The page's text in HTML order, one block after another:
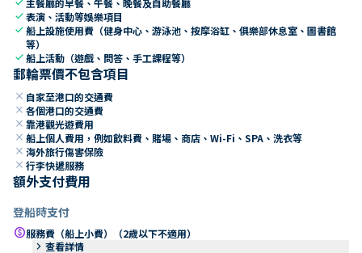
check表演、活動等娛樂項目
check船上設施使用費（健身中心、游泳池、按摩浴缸、俱樂部休息室、圖書館
等）
check船上活動（遊戲、問答、手工課程等）
郵輪票價不包含項目
close 自家至港口的交通費
close 各個港口的交通費
close 靠港觀光遊費用
close 船上個人費用，例如飲料費、賭場、商店、Wi-Fi、SPA、洗衣等
close 海外旅行傷害保險
close 行李快遞服務
額外支付費用
登船時支付
paid服務費（船上小費）（2歲以下不適用）
keyboard_arrow_right 查看詳情